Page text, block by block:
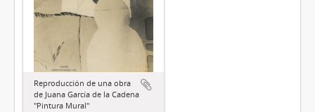
Reproducción de una obra
de Juana García de la Cadena
"Pintura Mural"